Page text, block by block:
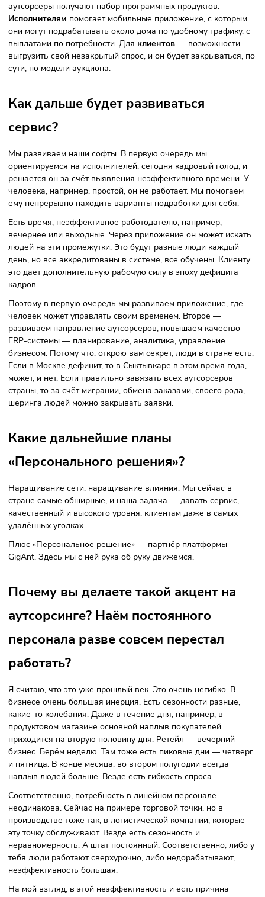
На нашем сервисе мы объединяем demand и supply.
— заявки от клиентов, грубо говоря, незакрытые
Supply — партнёры-аутсорсеры и конечные исполнители,
которые ищут удобные варианты подработки для себя.
Это может быть, например, сезонка, или увеличение
руки, она привлекает аутсорсеров. Или неравномерное
требоваться дополнительные люди, которые помогают
Наша платформа решает целый ряд проблем. Если
занимается прямым поиском, то он тратит несколько
на закрытие вакансии. У нас это можно сделать
быстрее. Размещаешь заказ на бирже — к тебе приходят
желающие. Плюс это сделка: заключается один договор
GigAnt, а дальше уже платформа все остальные
с партнёрами, с исполнителями — берёт на себя. Это
удобно для клиента.
Пример. У сети есть 1000 магазинов. В разных точках —
вакансии откликаются люди и начинают подрабатывать,
выходить и закрывать эти смены. Смены пропали —
ходят.
Это создаёт гибкость в моменте. С постоянным штатом
сделать невозможно. Наша платформа предлагает
пластичность и в выплатах, и в планировании смен.
Аутсорсерам GigAnt помогает найти стабильные заказы,
поставок. Это и ERP-система для предпринимателей —
Исполнителямпомогает мобильные приложение, с
выплатами по потребности. Дляклиентов—
выгрузить свой незакрытый спрос, и он будет
сути, по модели аукциона.
Как дальше будет развиваться
сервис?
Мы развиваем наши софты. В первую очередь мы
ориентируемся на исполнителей: сегодня кадровый
решается он за счёт выявления неэффективного
человека, например, простой, он не работает. Мы
ему непрерывно находить варианты подработки для
Есть время, неэффективное работодателю, например,
вечернее или выходные. Через приложение он может
людей на эти промежутки. Это будут разные люди
день, но все аккредитованы в системе, все обучены.
это даёт дополнительную рабочую силу в эпоху дефицита
кадров.
Поэтому в первую очередь мы развиваем приложение,
человек может управлять своим временем. Второе —
развиваем направление аутсорсеров, повышаем
ERP-системы — планирование, аналитика, управление
бизнесом. Потому что, открою вам секрет, люди в стране
Если в Москве дефицит, то в Сыктывкаре в этом время
может, и нет. Если правильно завязать всех аутсорсеров
страны, то за счёт миграции, обмена заказами, своего
шеринга людей можно закрывать заявки.